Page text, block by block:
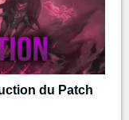
du Patch